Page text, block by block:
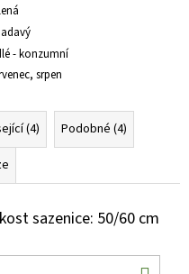
- konzumní
srpen
(4)
Podobné (4)
sazenice: 50/60 cm